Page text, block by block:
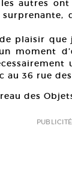
autres
plaisir
moment
au 36 rue
des
PUBLICITÉ